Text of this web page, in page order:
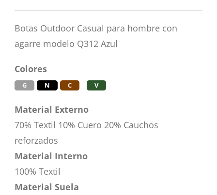
Botas Outdoor Casual para hombre con
agarre modelo Q312 Azul
Colores
G N C V
Material Externo
70% Textil 10% Cuero 20% Cauchos
reforzados
Material Interno
100% Textil
Material Suela